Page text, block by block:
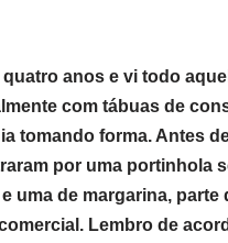
anos e vi todo
com tábuas de
tomando forma. Antes
por uma portinhola
uma de margarina,
Lembro de